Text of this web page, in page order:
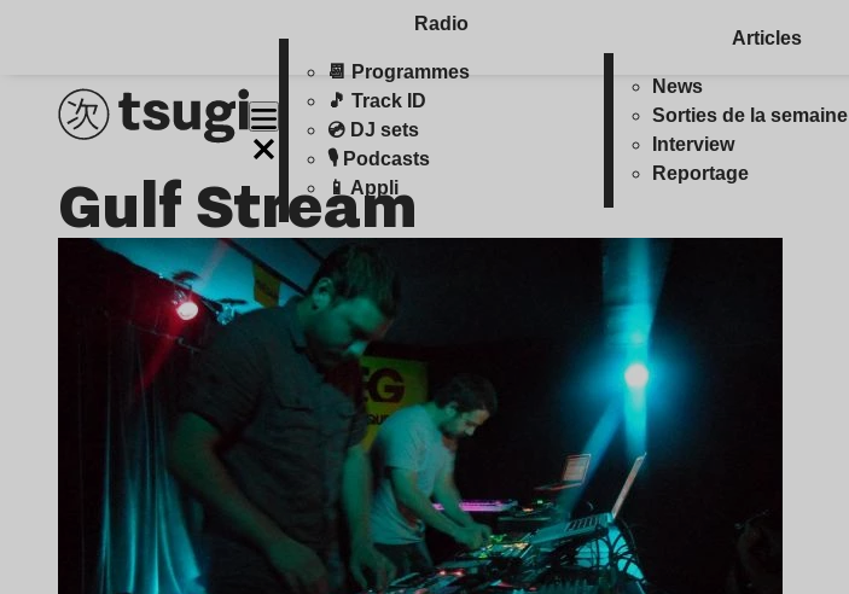
Radio
📆 Programmes
🎵 Track ID
💿 DJ sets
🎙️ Podcasts
📱 Appli
Articles
News
Sorties de la semaine
Interview
Reportage
Gulf Stream